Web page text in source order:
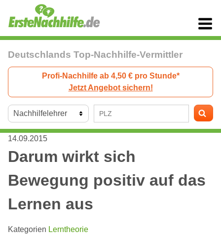
Deutschlands Top-Nachhilfe-Vermittler
Profi-Nachhilfe ab 4,50 € pro Stunde*
Jetzt Angebot sichern!
14.09.2015
Darum wirkt sich
Bewegung positiv auf das
Lernen aus
Kategorien Lerntheorie